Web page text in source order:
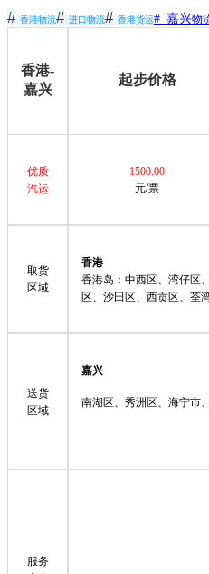
# 香港物流# 进口物流# 香港货运# 嘉兴物
香港-
嘉兴
起步价格
优质
汽运
1500.00
元/票
取货
区域
香港
香港岛：中西区、湾仔区
区、沙田区、西贡区、荃
送货
区域
嘉兴
南湖区、秀洲区、海宁市
服务